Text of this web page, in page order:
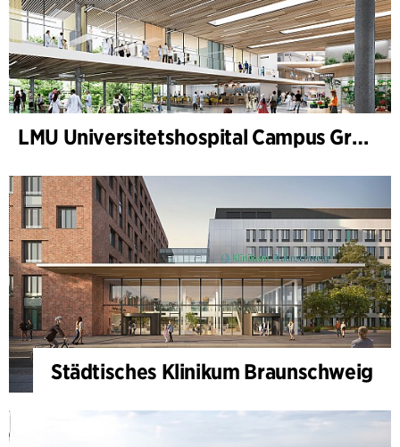
LMU Universitetshospital Campus Grosshadern
Städtisches Klinikum Braunschweig